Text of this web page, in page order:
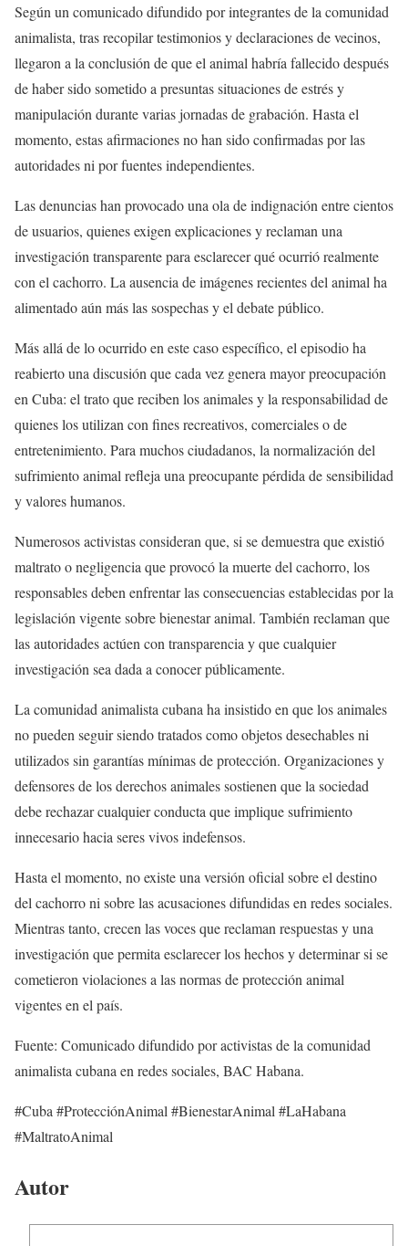
Según un comunicado difundido por integrantes de la comunidad
animalista, tras recopilar testimonios y declaraciones de vecinos,
llegaron a la conclusión de que el animal habría fallecido después
de haber sido sometido a presuntas situaciones de estrés y
manipulación durante varias jornadas de grabación. Hasta el
momento, estas afirmaciones no han sido confirmadas por las
autoridades ni por fuentes independientes.
Las denuncias han provocado una ola de indignación entre cientos
de usuarios, quienes exigen explicaciones y reclaman una
investigación transparente para esclarecer qué ocurrió realmente
con el cachorro. La ausencia de imágenes recientes del animal ha
alimentado aún más las sospechas y el debate público.
Más allá de lo ocurrido en este caso específico, el episodio ha
reabierto una discusión que cada vez genera mayor preocupación
en Cuba: el trato que reciben los animales y la responsabilidad de
quienes los utilizan con fines recreativos, comerciales o de
entretenimiento. Para muchos ciudadanos, la normalización del
sufrimiento animal refleja una preocupante pérdida de sensibilidad
y valores humanos.
Numerosos activistas consideran que, si se demuestra que existió
maltrato o negligencia que provocó la muerte del cachorro, los
responsables deben enfrentar las consecuencias establecidas por la
legislación vigente sobre bienestar animal. También reclaman que
las autoridades actúen con transparencia y que cualquier
investigación sea dada a conocer públicamente.
La comunidad animalista cubana ha insistido en que los animales
no pueden seguir siendo tratados como objetos desechables ni
utilizados sin garantías mínimas de protección. Organizaciones y
defensores de los derechos animales sostienen que la sociedad
debe rechazar cualquier conducta que implique sufrimiento
innecesario hacia seres vivos indefensos.
Hasta el momento, no existe una versión oficial sobre el destino
del cachorro ni sobre las acusaciones difundidas en redes sociales.
Mientras tanto, crecen las voces que reclaman respuestas y una
investigación que permita esclarecer los hechos y determinar si se
cometieron violaciones a las normas de protección animal
vigentes en el país.
Fuente: Comunicado difundido por activistas de la comunidad
animalista cubana en redes sociales, BAC Habana.
#Cuba #ProtecciónAnimal #BienestarAnimal #LaHabana
#MaltratoAnimal
Autor